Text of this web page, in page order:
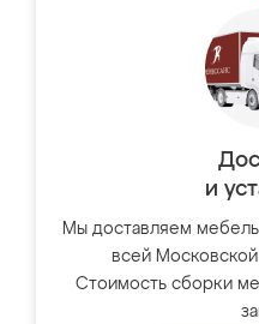
и
Мы доставляем
всей
Стоимость сборки